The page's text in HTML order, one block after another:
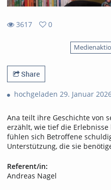
3617
0
Share
hochgeladen 29. Januar
Ana teilt ihre Geschichte von
erzählt, wie tief die
fühlen sich Betroffene
Unterstützung, die sie
Referent/in:
Andreas Nagel